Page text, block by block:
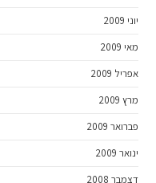
יוני 2009
מאי 2009
אפריל 2009
מרץ 2009
פברואר 2009
ינואר 2009
דצמבר 2008